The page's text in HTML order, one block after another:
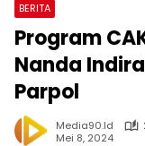
BERITA
Program
Nanda
Parpol
Media90.id
Mei 8, 2024